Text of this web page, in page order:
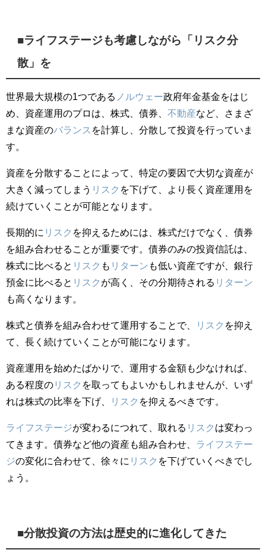
■ライフステージも考慮しながら「リスク分
散」を
世界最大規模の1つである ノルウェー政府年金基金をはじ
め、資産運用のプロは、株式、債券、 不動産など、さまざ
まな資産のバランス を計算し、分散して投資を行っていま
す。
資産を分散することによって、特定の要因で大切な資産が
大きく減ってしまう リスク を下げて、より長く資産運用を
続けていくことが可能となります。
長期的に リスク を抑えるためには、株式だけでなく、債券
を組み合わせることが重要です。債券のみの投資信託は、
株式に比べると リスク も リターン も低い資産ですが、銀行
預金に比べると リスク が高く、その分期待される リターン
も高くなります。
株式と債券を組み合わせて運用することで、 リスク を抑え
て、長く続けていくことが可能になります。
資産運用を始めたばかりで、運用する金額も少なければ、
ある程度のリスク を取ってもよいかもしれませんが、いず
れは株式の比率を下げ、
リスク を抑えるべきです。
ライフ ステージが変わるにつれて、取れる リスク は変わっ
てきます。債券など他の資産も組み合わせ、 ライフ ステー
ジの変化に合わせて、徐々に リスク を下げていくべきでし
ょう。
■分散投資の方法は歴史的に進化してきた